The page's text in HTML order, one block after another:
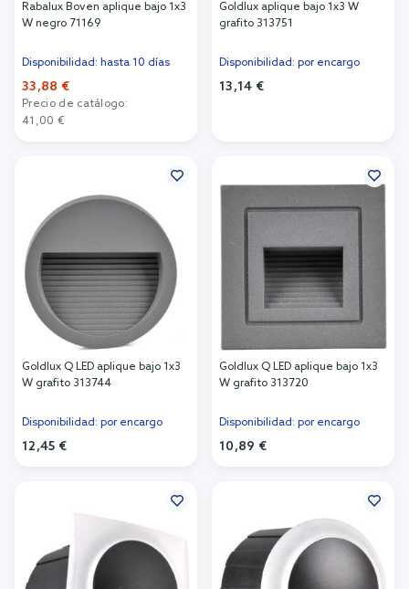
Rabalux Boven aplique bajo 1x3
W negro 71169
Disponibilidad: hasta 10 días
33,88 €
Precio de catálogo:
41,00 €
Goldlux aplique bajo 1x3 W
grafito 313751
Disponibilidad: por encargo
13,14 €
Goldlux Q LED aplique bajo 1x3
W grafito 313744
Disponibilidad: por encargo
12,45 €
Goldlux Q LED aplique bajo 1x3
W grafito 313720
Disponibilidad: por encargo
10,89 €